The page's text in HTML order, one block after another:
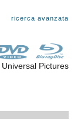
ricerca avanzata
Pictures